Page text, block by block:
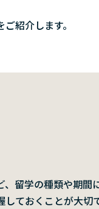
紹介します。
留学の種類や期間
ておくことが大切で